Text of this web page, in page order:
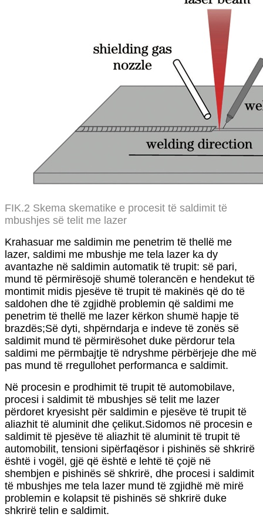
FIK.2 Skema skematike e procesit të saldimit të
mbushjes së telit me lazer
Krahasuar me saldimin me penetrim të thellë me
lazer, saldimi me mbushje me tela lazer ka dy
avantazhe në saldimin automatik të trupit: së pari,
mund të përmirësojë shumë tolerancën e hendekut të
montimit midis pjesëve të trupit të makinës që do të
saldohen dhe të zgjidhë problemin që saldimi me
penetrim të thellë me lazer kërkon shumë hapje të
brazdës;Së dyti, shpërndarja e indeve të zonës së
saldimit mund të përmirësohet duke përdorur tela
saldimi me përmbajtje të ndryshme përbërjeje dhe më
pas mund të rregullohet performanca e saldimit.
Në procesin e prodhimit të trupit të automobilave,
procesi i saldimit të mbushjes së telit me lazer
përdoret kryesisht për saldimin e pjesëve të trupit të
aliazhit të aluminit dhe çelikut.Sidomos në procesin e
saldimit të pjesëve të aliazhit të aluminit të trupit të
automobilit, tensioni sipërfaqësor i pishinës së shkrirë
është i vogël, gjë që është e lehtë të çojë në
shembjen e pishinës së shkrirë, dhe procesi i saldimit
të mbushjes me tela lazer mund të zgjidhë më mirë
problemin e kolapsit të pishinës së shkrirë duke
shkrirë telin e saldimit.